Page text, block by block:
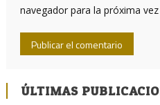
navegador para la próxima
ÚLTIMAS